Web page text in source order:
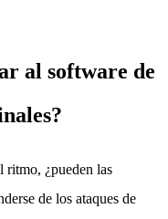
al software de
ritmo, ¿pueden las
de los ataques de